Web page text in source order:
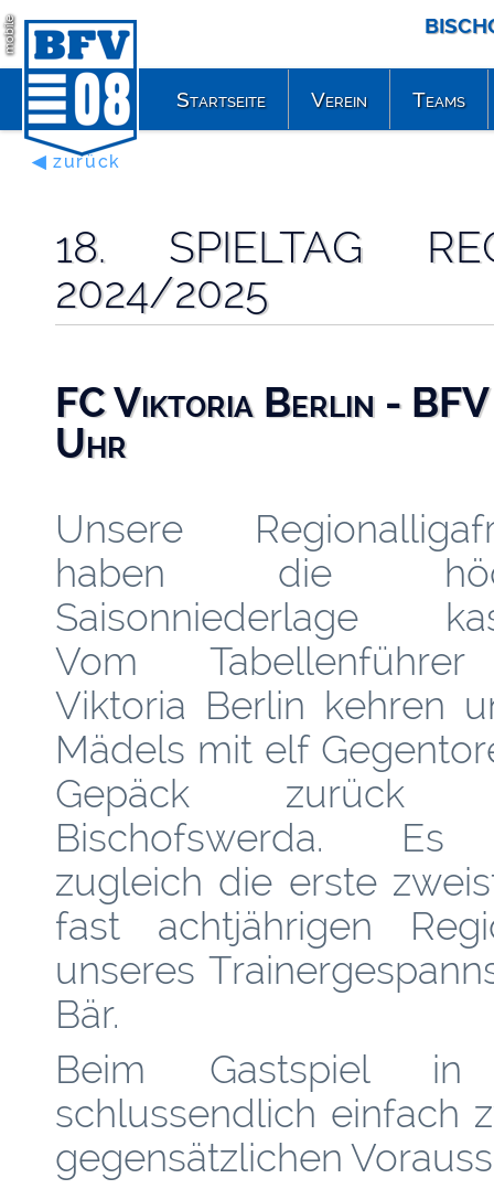
mobile
◀ zurück
18. SPIELTAG
2024/2025
FC Viktoria Berlin - BFV
Uhr
Unsere
haben die
Saisonniederlage
Vom
Viktoria Berlin kehren
Mädels mit elf
Gepäck zurück
Bischofswerda.
zugleich die erste
fast achtjährigen
unseres
Bär.
Beim Gastspiel
schlussendlich einfach
gegensätzlichen
Startseite Verein Teams